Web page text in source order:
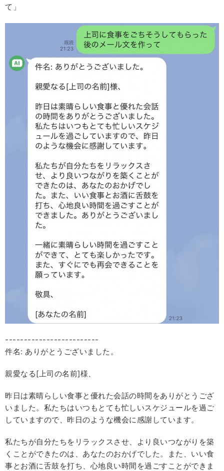
て」
-------------------------
件名: ありがとうございました。
親愛なる[上司の名前]様、
昨日は素晴らしい食事と優れた会話の時間をありがとうござ
いました。私たちはいつもとても忙しいスケジュールを過ご
していますので、昨日のような機会に感謝しています。
私たちが自分たちをリラックスさせ、より良いつながりを築
くことができたのは、あなたのおかげでした。また、いい食
事とお酒に舌鼓を打ち、心地良い時間を過ごすことができま